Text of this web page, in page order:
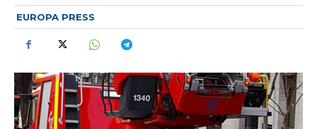
EUROPA PRESS